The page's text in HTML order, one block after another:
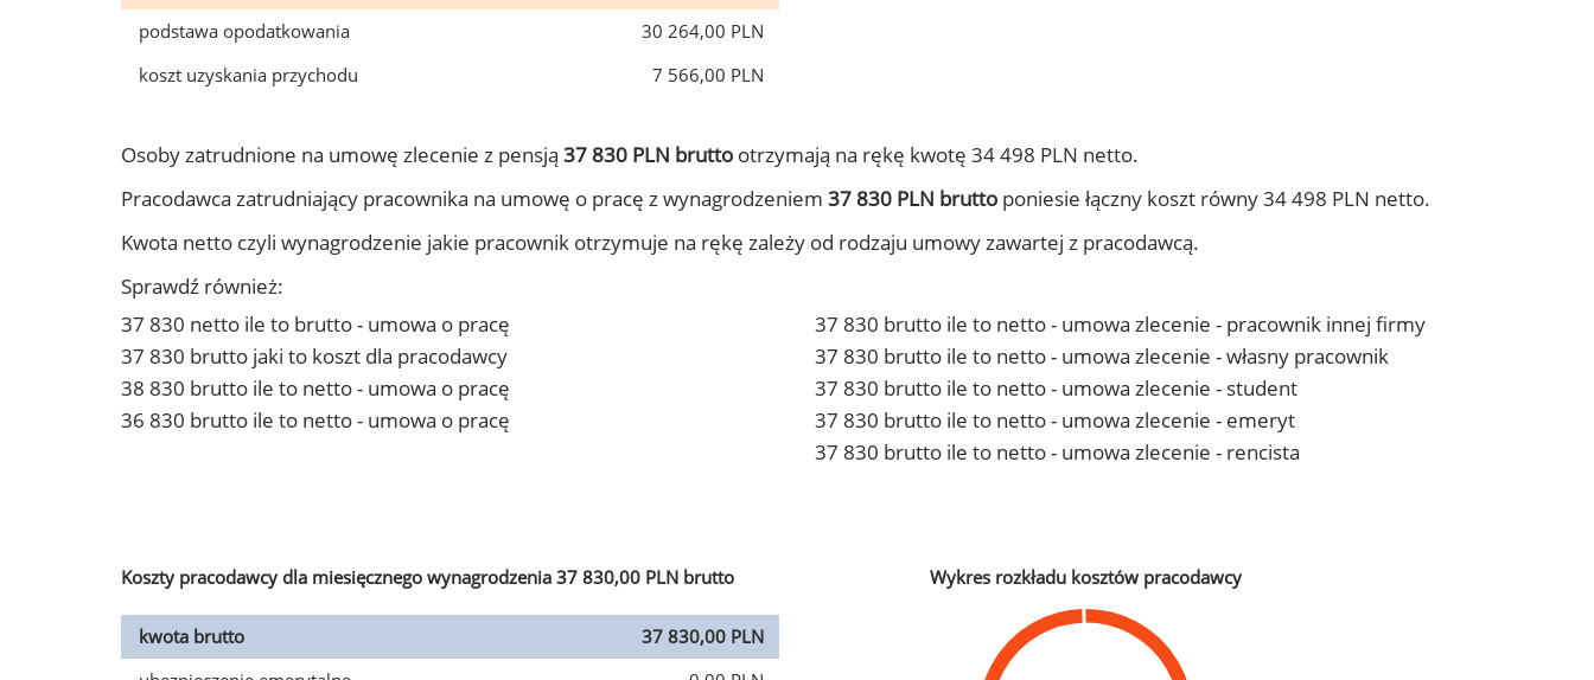
podstawa opodatkowania
30 264,00 PLN
koszt uzyskania przychodu
7 566,00 PLN
Osoby zatrudnione na umowę zlecenie z pensją 37 830 PLN brutto otrzymają na rękę kwotę 34 498 PLN netto.
Pracodawca zatrudniający pracownika na umowę o pracę z wynagrodzeniem 37 830 PLN brutto poniesie łączny koszt równy 34 498 PLN netto.
Kwota netto czyli wynagrodzenie jakie pracownik otrzymuje na rękę zależy od rodzaju umowy zawartej z pracodawcą.
Sprawdź również:
37 830 netto ile to brutto - umowa o pracę
37 830 brutto jaki to koszt dla pracodawcy
38 830 brutto ile to netto - umowa o pracę
36 830 brutto ile to netto - umowa o pracę
37 830 brutto ile to netto - umowa zlecenie - pracownik innej firmy
37 830 brutto ile to netto - umowa zlecenie - własny pracownik
37 830 brutto ile to netto - umowa zlecenie - student
37 830 brutto ile to netto - umowa zlecenie - emeryt
37 830 brutto ile to netto - umowa zlecenie - rencista
Koszty pracodawcy dla miesięcznego wynagrodzenia 37 830,00 PLN brutto
kwota brutto
37 830,00 PLN
Wykres rozkładu kosztów pracodawcy